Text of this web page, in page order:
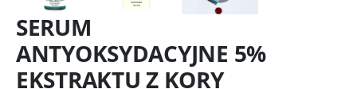
SERUM
ANTYOKSYDACYJNE 5%
EKSTRAKTU Z KORY